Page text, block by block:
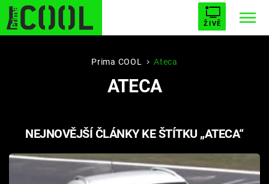
ŽIVĚ
BUFFY, PŘEMOŽITELKA UPÍRŮ
AVENGERS 5
Témata
Prima COOL Ateca
ATECA
NEJNOVĚJŠÍ ČLÁNKY KE ŠTÍTKU „ATECA“